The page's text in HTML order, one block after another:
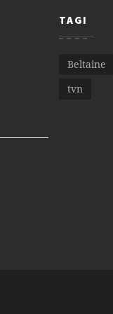
TAGI
Beltaine
tvn